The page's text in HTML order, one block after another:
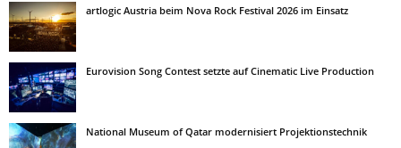
artlogic Austria beim Nova Rock Festival 2026 im Einsatz
Eurovision Song Contest setzte auf Cinematic Live Production
National Museum of Qatar modernisiert Projektionstechnik